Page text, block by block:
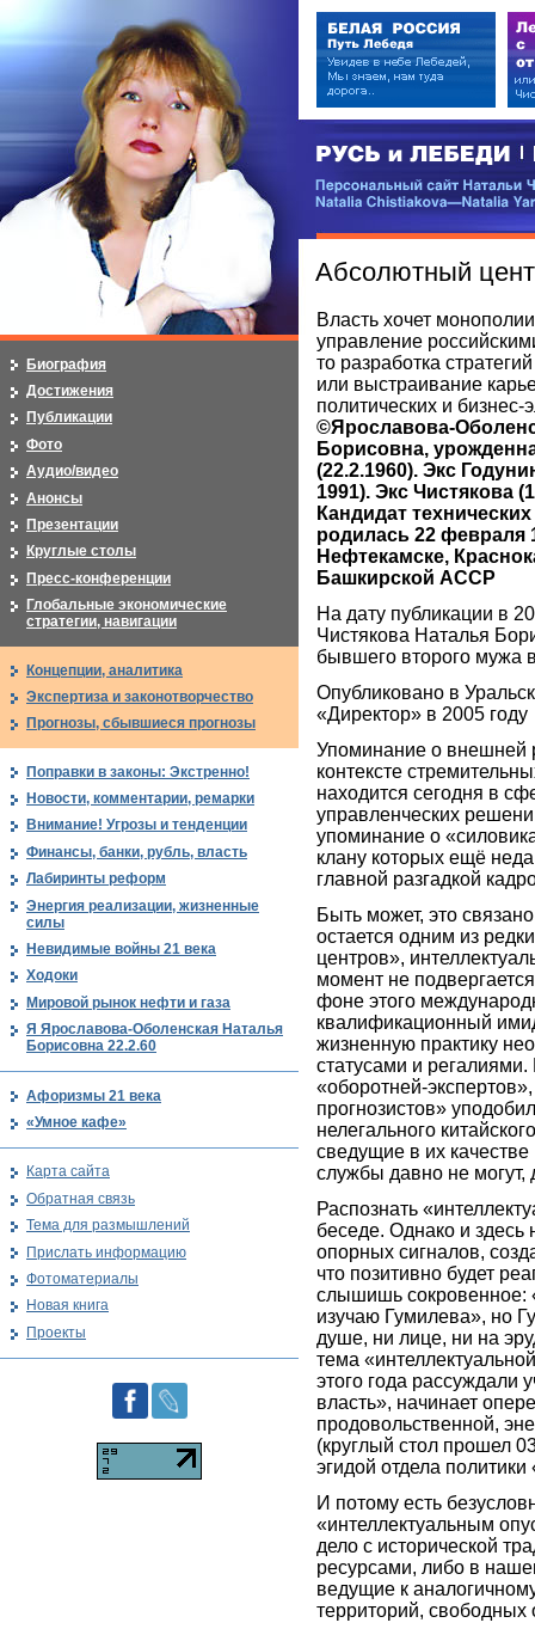
РУСЬ и ЛЕБЕДИ | RUSI —
Персональный сайт Натальи
Абсолютный
Власть хочет
управление
то разработка
или выстраивание
политических и бизнес-
©Ярославова-
Борисовна,
(22.2.1960). Экс
1991). Экс Чистякова
Кандидат
родилась 22 февраля
Нефтекамске,
Башкирской АССР
На дату публикации в
Чистякова Наталья
бывшего второго мужа
Опубликовано в
«Директор» в 2005 году
Упоминание о внешней
контексте
находится сегодня в
управленческих
упоминание о
клану которых ещё
главной разгадкой
Быть может, это
остается одним из
центров»,
момент не
фоне этого
квалификационный
жизненную практику
статусами и
«оборотней-
прогнозистов»
нелегального
сведущие в их качестве
службы давно не могут,
Распознать
беседе. Однако и здесь
опорных сигналов,
что позитивно будет
слышишь сокровенное:
изучаю Гумилева», но
душе, ни лице, ни на
тема
этого года рассуждали
власть», начинает
продовольственной,
(круглый стол прошел
эгидой отдела
И потому есть
«интеллектуальным
дело с исторической
ресурсами, либо в
ведущие к
территорий, свободных
Биография
Достижения
Публикации
Фото
Аудио/видео
Анонсы
Презентации
Круглые столы
Пресс-конференции
Глобальные экономические
стратегии, навигации
Концепции, аналитика
Экспертиза и законотворчество
Прогнозы, сбывшиеся прогнозы
Поправки в законы: Экстренно!
Новости, комментарии, ремарки
Внимание! Угрозы и тенденции
Финансы, банки, рубль, власть
Лабиринты реформ
Энергия реализации, жизненные
силы
Невидимые войны 21 века
Ходоки
Мировой рынок нефти и газа
Я Ярославова-Оболенская Наталья
Борисовна 22.2.60
Афоризмы 21 века
«Умное кафе»
Карта сайта
Обратная связь
Тема для размышлений
Прислать информацию
Фотоматериалы
Новая книга
Проекты